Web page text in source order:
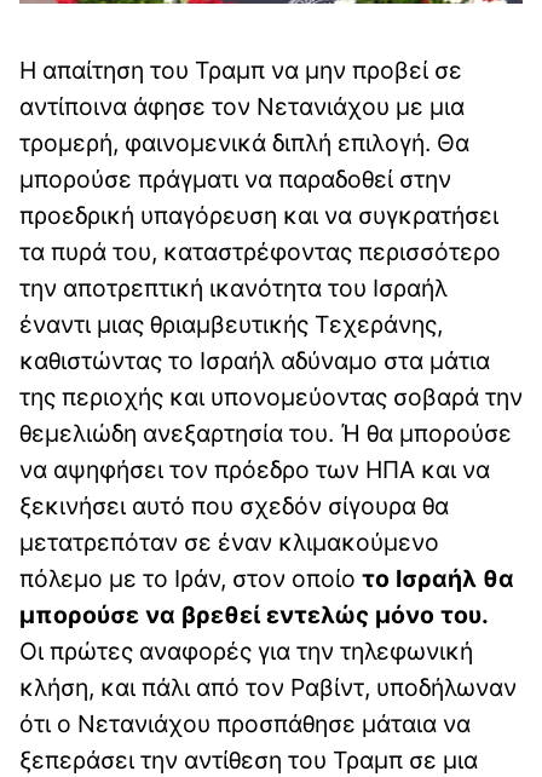
Η απαίτηση του Τραμπ να μην προβεί σε
αντίποινα άφησε τον Νετανιάχου με μια
τρομερή, φαινομενικά διπλή επιλογή. Θα
μπορούσε πράγματι να παραδοθεί στην
προεδρική υπαγόρευση και να συγκρατήσει
τα πυρά του, καταστρέφοντας περισσότερο
την αποτρεπτική ικανότητα του Ισραήλ
έναντι μιας θριαμβευτικής Τεχεράνης,
καθιστώντας το Ισραήλ αδύναμο στα μάτια
της περιοχής και υπονομεύοντας σοβαρά την
θεμελιώδη ανεξαρτησία του. Ή θα μπορούσε
να αψηφήσει τον πρόεδρο των ΗΠΑ και να
ξεκινήσει αυτό που σχεδόν σίγουρα θα
μετατρεπόταν σε έναν κλιμακούμενο
πόλεμο με το Ιράν, στον οποίο το Ισραήλ θα
μπορούσε να βρεθεί εντελώς μόνο του.
Οι πρώτες αναφορές για την τηλεφωνική
κλήση, και πάλι από τον Ραβίντ, υποδήλωναν
ότι ο Νετανιάχου προσπάθησε μάταια να
ξεπεράσει την αντίθεση του Τραμπ σε μια